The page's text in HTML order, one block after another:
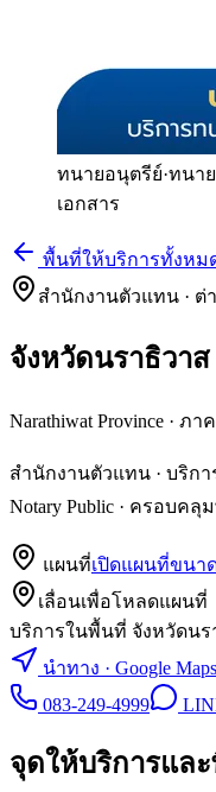
ทนายอนุตรีย์·ทนา
เอกสาร
พื้นที่ให้บริการทั้งหม
สำนักงานตัวแทน · ต่
จังหวัดนราธิวาส
Narathiwat Province · ภา
สำนักงานตัวแทน · บริกา
Notary Public · ครอบค
แผนที่เปิดแผนที่ขนา
เลื่อนเพื่อโหลดแผนที่
บริการในพื้นที่ จังหวัดนร
นำทาง · Google Maps
083-249-4999
จุดให้บริการแ